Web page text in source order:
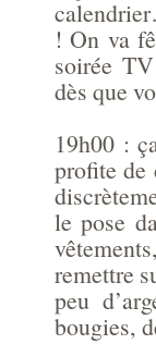
! On va
soirée
dès que
19h00 :
profite de
le pose
remettre
peu
bougies,